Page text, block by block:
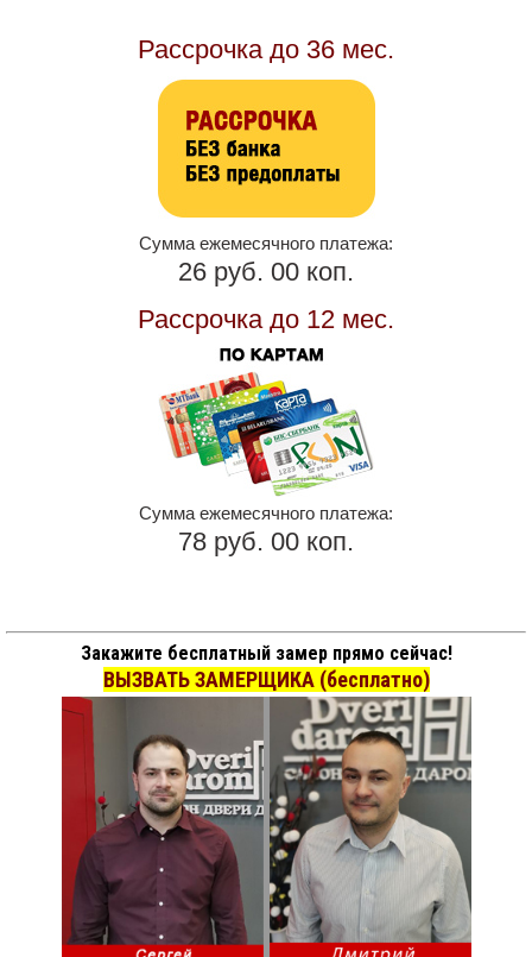
Рассрочка до 36 мес.
Сумма ежемесячного платежа:
26 руб. 00 коп.
Рассрочка до 12 мес.
Сумма ежемесячного платежа:
78 руб. 00 коп.
Закажите бесплатный замер прямо сейчас!
ВЫЗВАТЬ ЗАМЕРЩИКА (бесплатно)